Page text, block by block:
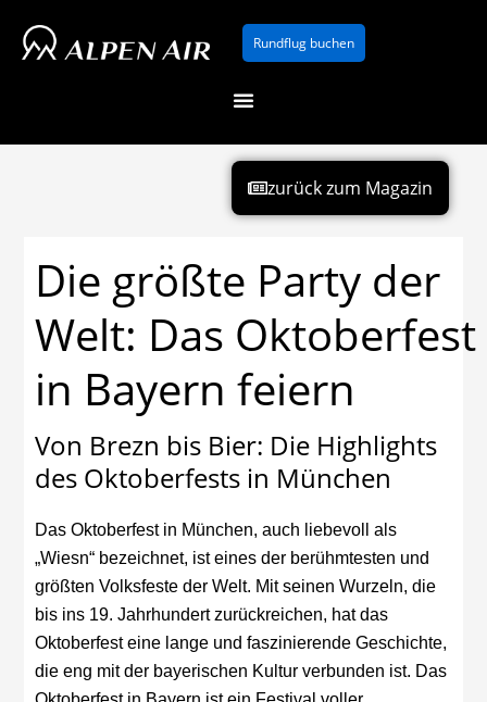
Inhalt
Rundflug buchen
zurück zum Magazin
Die größte Party der
Welt: Das Oktoberfest
in Bayern feiern
Von Brezn bis Bier: Die Highlights
des Oktoberfests in München
Das Oktoberfest in München, auch liebevoll als
„Wiesn“ bezeichnet, ist eines der berühmtesten und
größten Volksfeste der Welt. Mit seinen Wurzeln, die
bis ins 19. Jahrhundert zurückreichen, hat das
Oktoberfest eine lange und faszinierende Geschichte,
die eng mit der bayerischen Kultur verbunden ist. Das